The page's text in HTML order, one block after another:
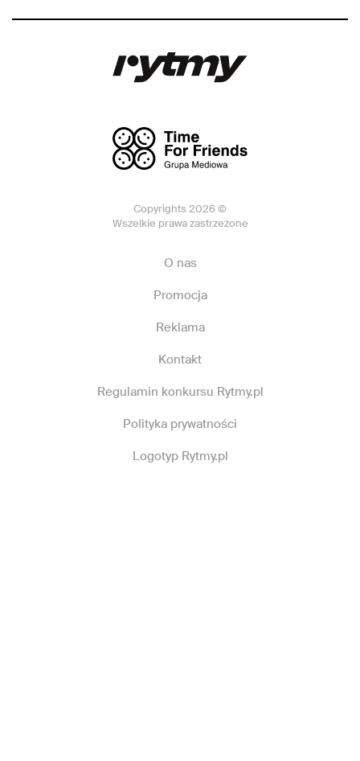
Copyrights 2026 ©
Wszelkie prawa zastrzeżone
O nas
Promocja
Reklama
Kontakt
Regulamin konkursu Rytmy.pl
Polityka prywatności
Logotyp Rytmy.pl